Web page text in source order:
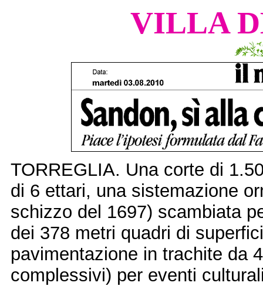
VILLA
TORREGLIA. Una corte di
di 6 ettari, una sistemazione
schizzo del 1697) scambiata
dei 378 metri quadri di
pavimentazione in trachite da
complessivi) per eventi